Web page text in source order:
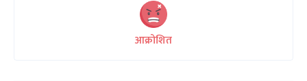
आक्रोशित